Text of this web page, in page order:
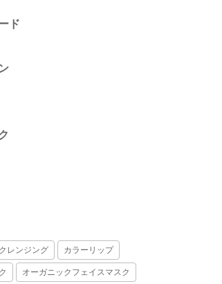
ド
レンジング カラーリップ
オーガニックフェイスマスク